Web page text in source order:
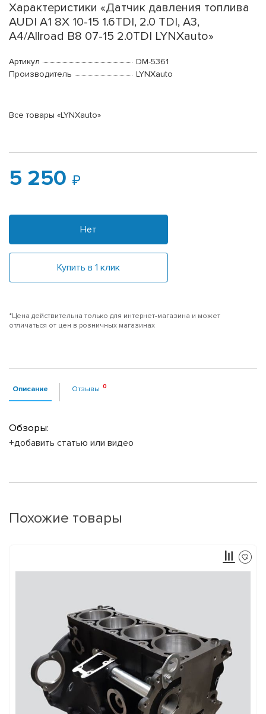
Характеристики «Датчик давления топлива
AUDI A1 8X 10-15 1.6TDI, 2.0 TDI, A3,
A4/Allroad B8 07-15 2.0TDI LYNXauto»
Артикул
DM-5361
Производитель
LYNXauto
Все товары «LYNXauto»
5 250
Нет
Купить в 1 клик
*Цена действительна только для интернет-магазина и может
отличаться от цен в розничных магазинах
Описание Отзывы
Обзоры:
+добавить статью или видео
Похожие товары